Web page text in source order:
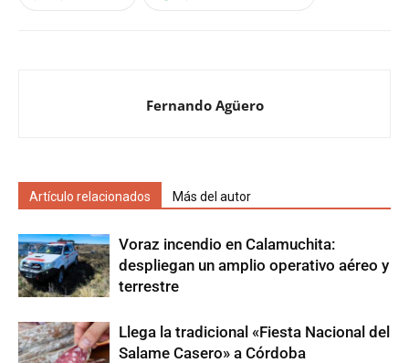
Fernando Agüero
Artículo relacionados Más del autor
Voraz incendio en Calamuchita:
despliegan un amplio operativo aéreo y
terrestre
Llega la tradicional «Fiesta Nacional del
Salame Casero» a Córdoba